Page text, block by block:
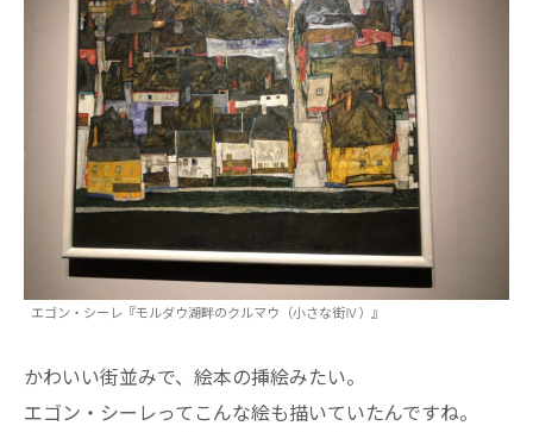
エゴン・シーレ『モルダウ湖畔のクルマウ（小さな街Ⅳ）』
かわいい街並みで、絵本の挿絵みたい。
エゴン・シーレってこんな絵も描いていたんですね。